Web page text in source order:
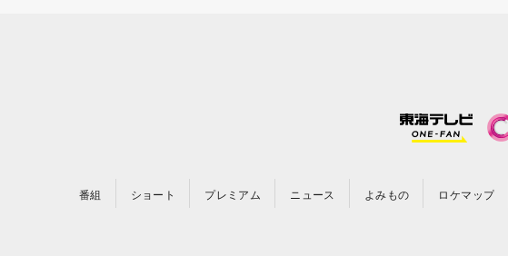
番組 ショート プレミアム ニュース よみもの ロケマップ